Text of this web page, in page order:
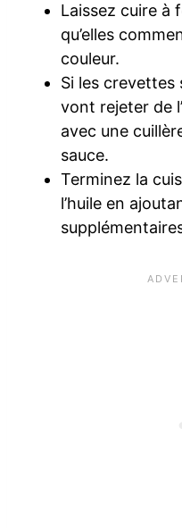
Laissez cuire à
qu’elles
couleur.
Si les crevettes
vont rejeter de
avec une
sauce.
Terminez la
l’huile en